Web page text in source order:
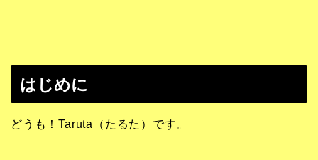
はじめに
どうも！Taruta（たるた）です。